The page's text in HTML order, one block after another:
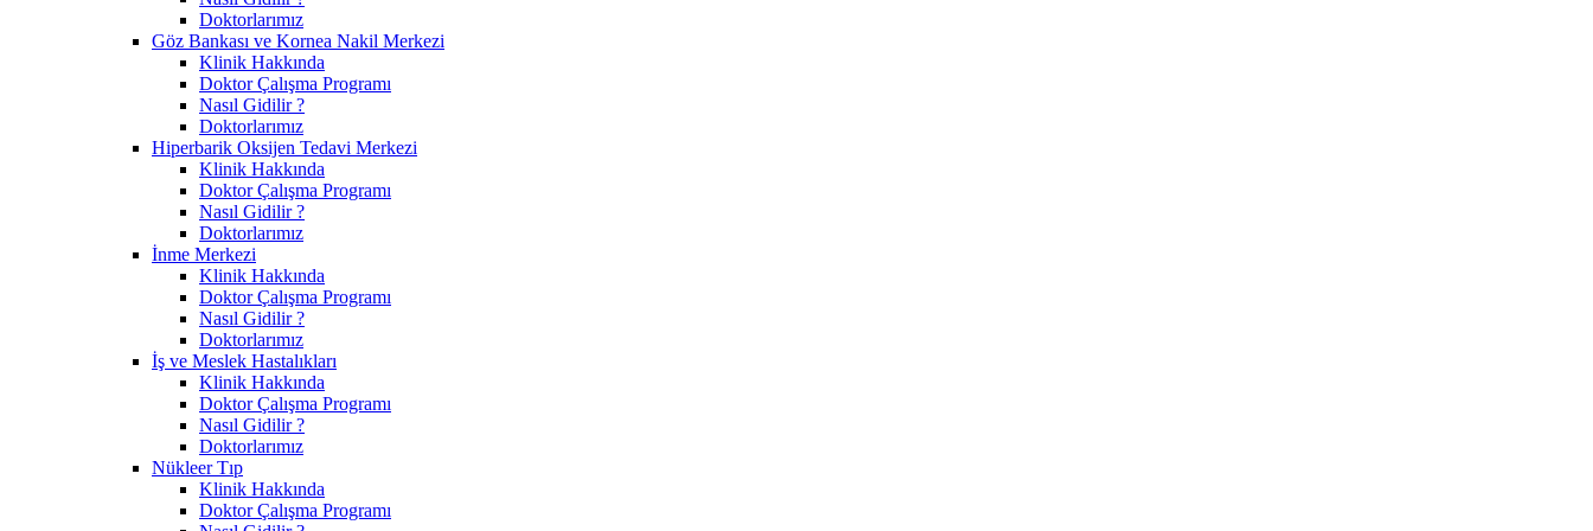
Doktorlarımız
Göz Bankası ve Kornea Nakil Merkezi
Klinik Hakkında
Doktor Çalışma Programı
Nasıl Gidilir ?
Doktorlarımız
Hiperbarik Oksijen Tedavi Merkezi
Klinik Hakkında
Doktor Çalışma Programı
Nasıl Gidilir ?
Doktorlarımız
İnme Merkezi
Klinik Hakkında
Doktor Çalışma Programı
Nasıl Gidilir ?
Doktorlarımız
İş ve Meslek Hastalıkları
Klinik Hakkında
Doktor Çalışma Programı
Nasıl Gidilir ?
Doktorlarımız
Nükleer Tıp
Klinik Hakkında
Doktor Çalışma Programı